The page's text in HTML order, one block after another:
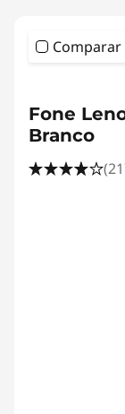
Comparar
Fone
Branco